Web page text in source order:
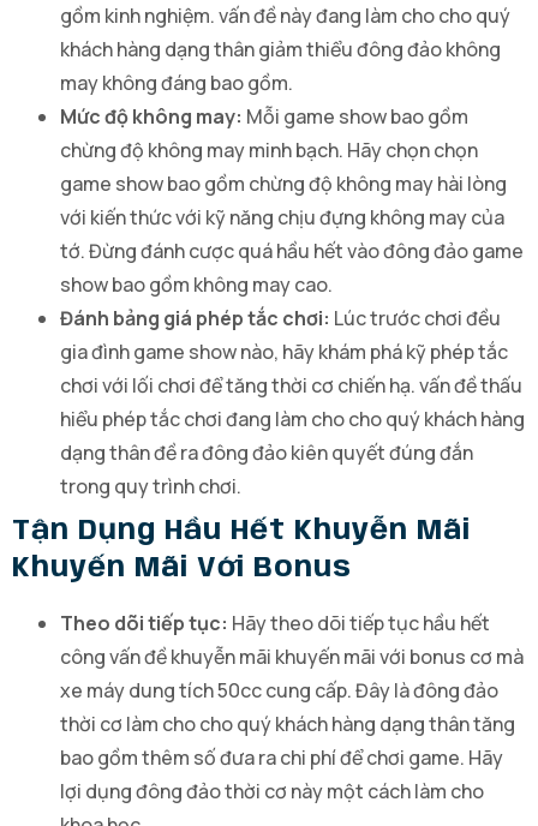
gồm kinh nghiệm. vấn đề này đang làm cho cho quý
khách hàng dạng thân giảm thiểu đông đảo không
may không đáng bao gồm.
Mức độ không may: Mỗi game show bao gồm
chừng độ không may minh bạch. Hãy chọn chọn
game show bao gồm chừng độ không may hài lòng
với kiến thức với kỹ năng chịu đựng không may của
tớ. Đừng đánh cược quá hầu hết vào đông đảo game
show bao gồm không may cao.
Đánh bảng giá phép tắc chơi: Lúc trước chơi đều
gia đình game show nào, hãy khám phá kỹ phép tắc
chơi với lối chơi để tăng thời cơ chiến hạ. vấn đề thấu
hiểu phép tắc chơi đang làm cho cho quý khách hàng
dạng thân đề ra đông đảo kiên quyết đúng đắn
trong quy trình chơi.
Tận Dụng Hầu Hết Khuyễn Mãi
Khuyến Mãi Với Bonus
Theo dõi tiếp tục: Hãy theo dõi tiếp tục hầu hết
công vấn đề khuyễn mãi khuyến mãi với bonus cơ mà
xe máy dung tích 50cc cung cấp. Đây là đông đảo
thời cơ làm cho cho quý khách hàng dạng thân tăng
bao gồm thêm số đưa ra chi phí để chơi game. Hãy
lợi dụng đông đảo thời cơ này một cách làm cho